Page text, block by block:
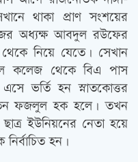
থাকা প্রাণ সংশয়ের
অধ্যক্ষ আবদুল রউফের
নিয়ে যেতে। সেখান
কলেজ থেকে বিএ পাস
ভর্তি হন স্নাতকোত্তর
ফজলুল হক হলে। তখন
ইউনিয়নের নেতা হয়ে
হন।